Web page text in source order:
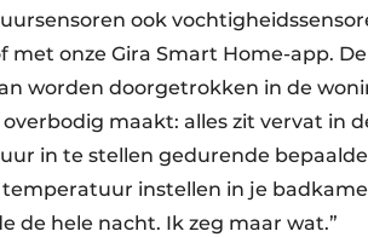
ook
met onze Gira Smart Home-app.
worden doorgetrokken in de
maakt: alles zit vervat in
in te stellen gedurende
instellen in je
de hele nacht. Ik zeg maar wat.”